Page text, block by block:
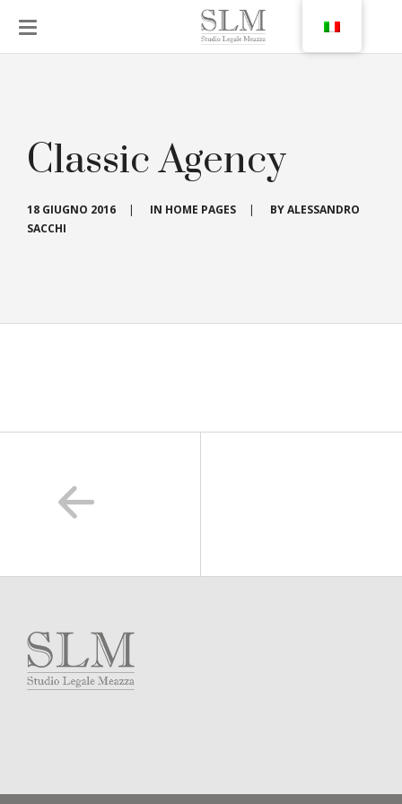
Classic Agency
18 GIUGNO 2016 | IN HOME PAGES | BYALESSANDRO
SACCHI